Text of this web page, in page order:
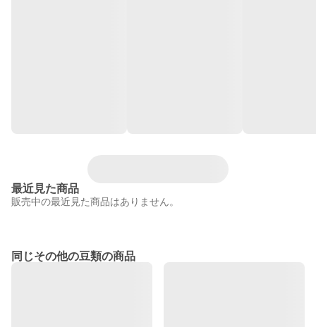
最近見た商品
販売中の最近見た商品はありません。
同じその他の豆類の商品